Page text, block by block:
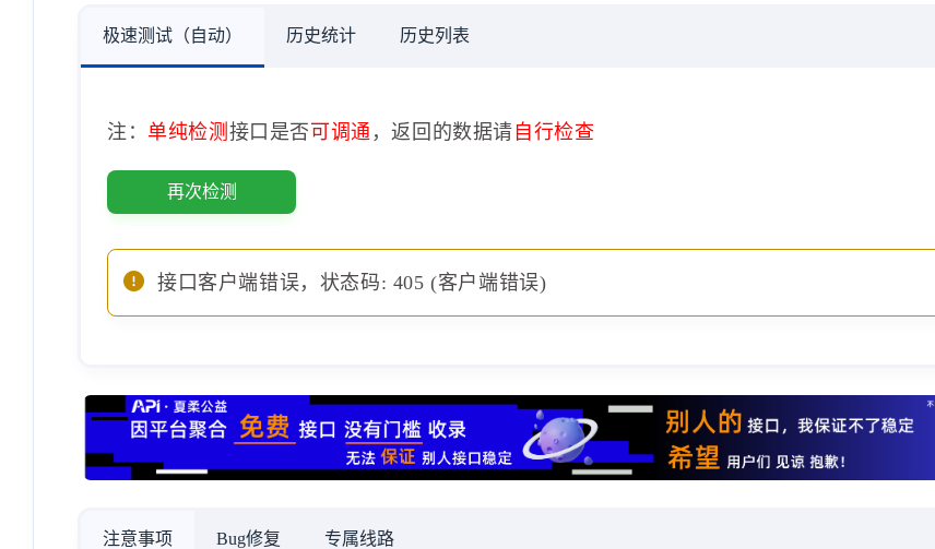
极速测试（自动） 历史统计 历史列表
注： 单纯检测 接口是否可调通 ，返回的数据请 自行检查
再次检测
接口客户端错误，状态码: 405 (客户端错误)
注意事项 Bug修复 专属线路